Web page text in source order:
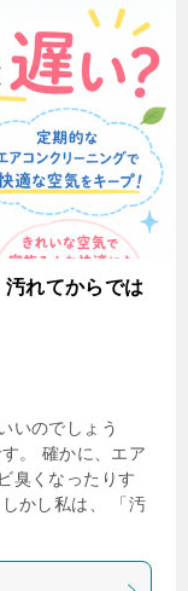
れてからでは
いのでしょう
。 確かに、エア
臭くなったりす
かし私は、 「汚